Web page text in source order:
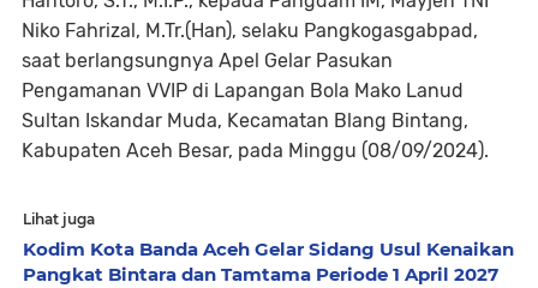
Niko Fahrizal, M.Tr.(Han), selaku Pangkogasgabpad,
saat berlangsungnya Apel Gelar Pasukan
Pengamanan VVIP di Lapangan Bola Mako Lanud
Sultan Iskandar Muda, Kecamatan Blang Bintang,
Kabupaten Aceh Besar, pada Minggu (08/09/2024).
Lihat juga
Kodim Kota Banda Aceh Gelar Sidang Usul Kenaikan
Pangkat Bintara dan Tamtama Periode 1 April 2027